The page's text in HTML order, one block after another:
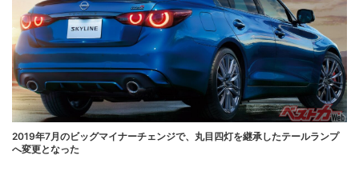
2019年7月のビッグマイナーチェンジで、丸目四灯を継承したテールランプ
へ変更となった